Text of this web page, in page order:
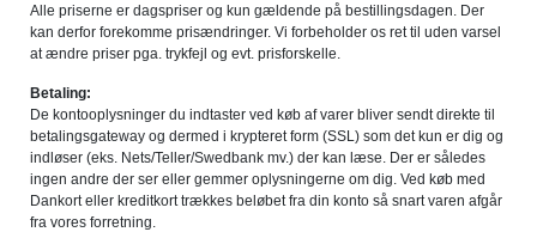
Alle priserne er dagspriser og kun gældende på bestillingsdagen. Der
kan derfor forekomme prisændringer. Vi forbeholder os ret til uden varsel
at ændre priser pga. trykfejl og evt. prisforskelle.
Betaling:
De kontooplysninger du indtaster ved køb af varer bliver sendt direkte til
betalingsgateway og dermed i krypteret form (SSL) som det kun er dig og
indløser (eks. Nets/Teller/Swedbank mv.) der kan læse. Der er således
ingen andre der ser eller gemmer oplysningerne om dig. Ved køb med
Dankort eller kreditkort trækkes beløbet fra din konto så snart varen afgår
fra vores forretning.